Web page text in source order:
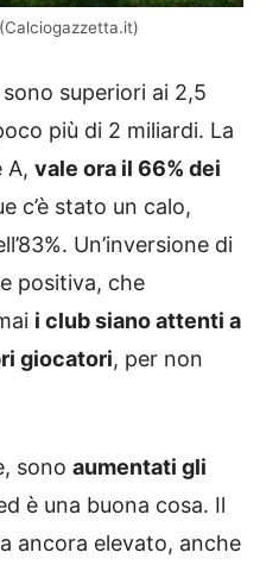
superiori ai 2,5
più di 2 miliardi. La
A, vale ora il 66% dei
c’è stato un calo,
Un’inversione di
positiva, che
i club siano attenti a
giocatori, per non
sono aumentati gli
è una buona cosa. Il
ancora elevato, anche